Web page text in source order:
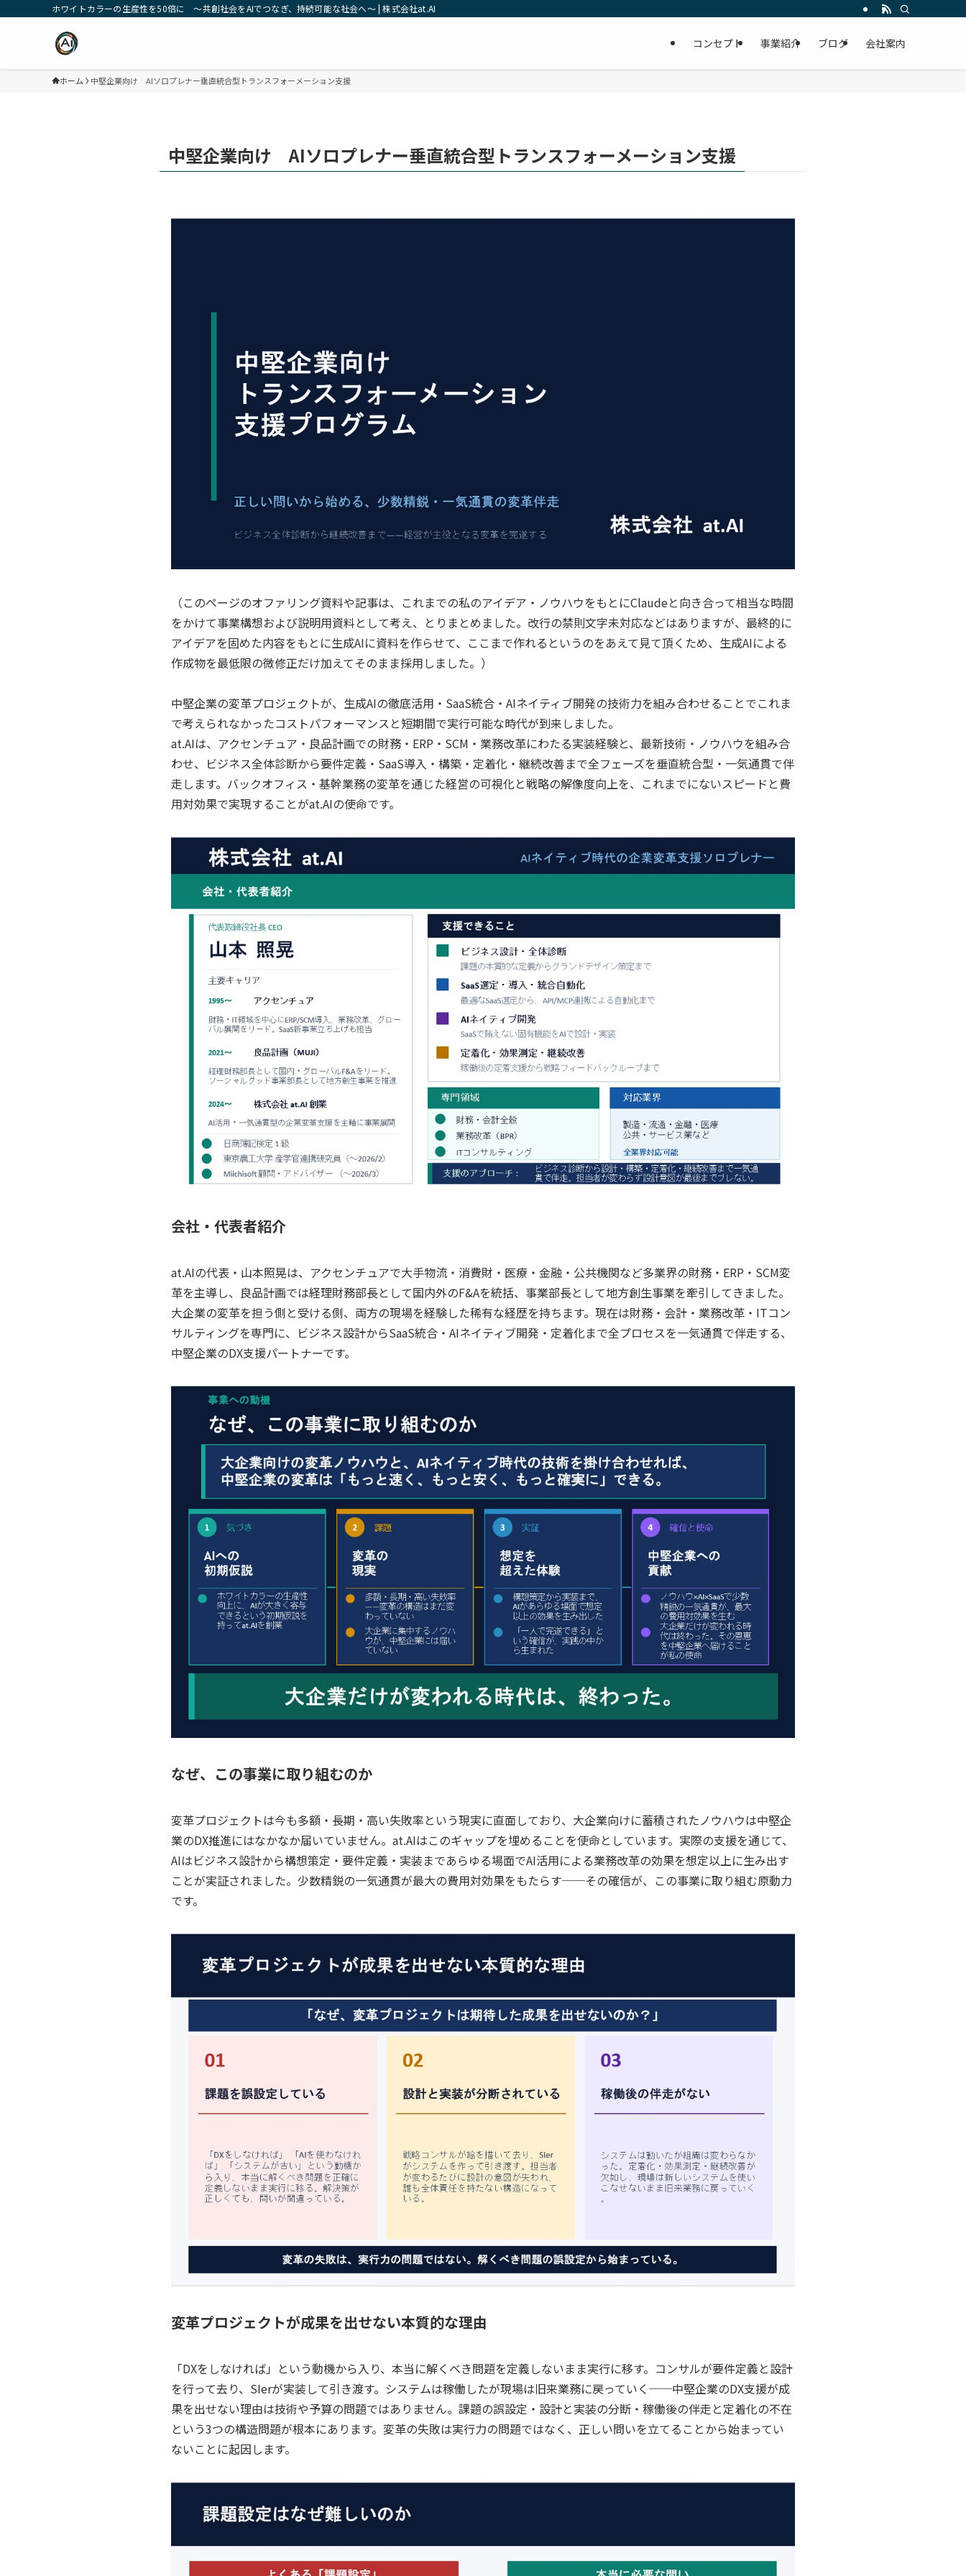
ホワイトカラーの生産性を50倍に ～共創社会をAIでつなぎ、持続可能な社会へ～ | 株式会社at.AI
コンセプト 事業紹介 ブログ 会社案内
ホーム 中堅企業向け AIソロプレナー垂直統合型トランスフォーメーション支援
中堅企業向け AIソロプレナー垂直統合型トランスフォーメーション支援
（このページのオファリング資料や記事は、これまでの私のアイデア・ノウハウをもとにClaudeと向き合って相当な時間
をかけて事業構想および説明用資料として考え、とりまとめました。改行の禁則文字未対応などはありますが、最終的に
アイデアを固めた内容をもとに生成AIに資料を作らせて、ここまで作れるというのをあえて見て頂くため、生成AIによる
作成物を最低限の微修正だけ加えてそのまま採用しました。）
中堅企業の変革プロジェクトが、生成AIの徹底活用・SaaS統合・AIネイティブ開発の技術力を組み合わせることでこれま
で考えられなかったコストパフォーマンスと短期間で実行可能な時代が到来しました。
at.AIは、アクセンチュア・良品計画での財務・ERP・SCM・業務改革にわたる実装経験と、最新技術・ノウハウを組み合
わせ、ビジネス全体診断から要件定義・SaaS導入・構築・定着化・継続改善まで全フェーズを垂直統合型・一気通貫で伴
走します。バックオフィス・基幹業務の変革を通じた経営の可視化と戦略の解像度向上を、これまでにないスピードと費
用対効果で実現することがat.AIの使命です。
会社・代表者紹介
at.AIの代表・山本照晃は、アクセンチュアで大手物流・消費財・医療・金融・公共機関など多業界の財務・ERP・SCM変
革を主導し、良品計画では経理財務部長として国内外のF&Aを統括、事業部長として地方創生事業を牽引してきました。
大企業の変革を担う側と受ける側、両方の現場を経験した稀有な経歴を持ちます。現在は財務・会計・業務改革・ITコン
サルティングを専門に、ビジネス設計からSaaS統合・AIネイティブ開発・定着化まで全プロセスを一気通貫で伴走する、
中堅企業のDX支援パートナーです。
なぜ、この事業に取り組むのか
変革プロジェクトは今も多額・長期・高い失敗率という現実に直面しており、大企業向けに蓄積されたノウハウは中堅企
業のDX推進にはなかなか届いていません。at.AIはこのギャップを埋めることを使命としています。実際の支援を通じて、
AIはビジネス設計から構想策定・要件定義・実装まであらゆる場面でAI活用による業務改革の効果を想定以上に生み出す
ことが実証されました。少数精鋭の一気通貫が最大の費用対効果をもたらす──その確信が、この事業に取り組む原動力
です。
変革プロジェクトが成果を出せない本質的な理由
「DXをしなければ」という動機から入り、本当に解くべき問題を定義しないまま実行に移す。コンサルが要件定義と設計
を行って去り、SIerが実装して引き渡す。システムは稼働したが現場は旧来業務に戻っていく──中堅企業のDX支援が成
果を出せない理由は技術や予算の問題ではありません。課題の誤設定・設計と実装の分断・稼働後の伴走と定着化の不在
という3つの構造問題が根本にあります。変革の失敗は実行力の問題ではなく、正しい問いを立てることから始まってい
ないことに起因します。